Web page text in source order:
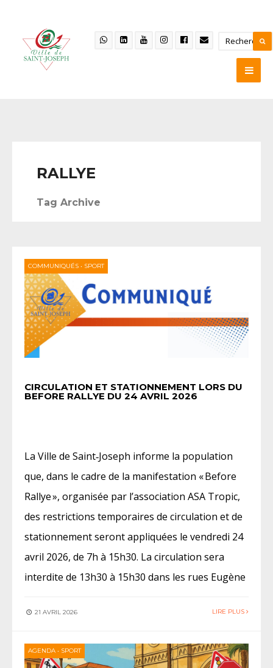
RALLYE
Tag Archive
COMMUNIQUÉS • SPORT
CIRCULATION ET STATIONNEMENT LORS DU
BEFORE RALLYE DU 24 AVRIL 2026
La Ville de Saint‑Joseph informe la population
que, dans le cadre de la manifestation « Before
Rallye », organisée par l’association ASA Tropic,
des restrictions temporaires de circulation et de
stationnement seront appliquées le vendredi 24
avril 2026, de 7h à 15h30. La circulation sera
interdite de 13h30 à 15h30 dans les rues Eugène
21 AVRIL 2026 LIRE PLUS
AGENDA • SPORT